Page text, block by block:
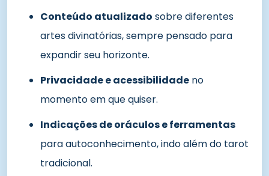
Conteúdo atualizado sobre diferentes
artes divinatórias, sempre pensado para
expandir seu horizonte.
Privacidade e acessibilidade no
momento em que quiser.
Indicações de oráculos e ferramentas
para autoconhecimento, indo além do tarot
tradicional.